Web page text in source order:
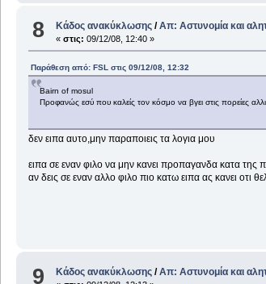
8 Κάδος ανακύκλωσης /Απ: Aστυνομία και
«στις: 09/12/08, 12:40 »
Παράθεση από: FSL στις 09/12/08, 12:32
Bairn of mosul
Προφανώς εσύ που καλείς τον κόσμο να βγει στις πορείες
δεν ειπα αυτο,μην παραποιεις τα λογια μου
ειπα σε εναν φιλο να μην κανει προπαγανδα κατα της
αν δεις σε εναν αλλο φιλο πιο κατω ειπα ας κανει οτι
9 Κάδος ανακύκλωσης /Απ: Aστυνομία και